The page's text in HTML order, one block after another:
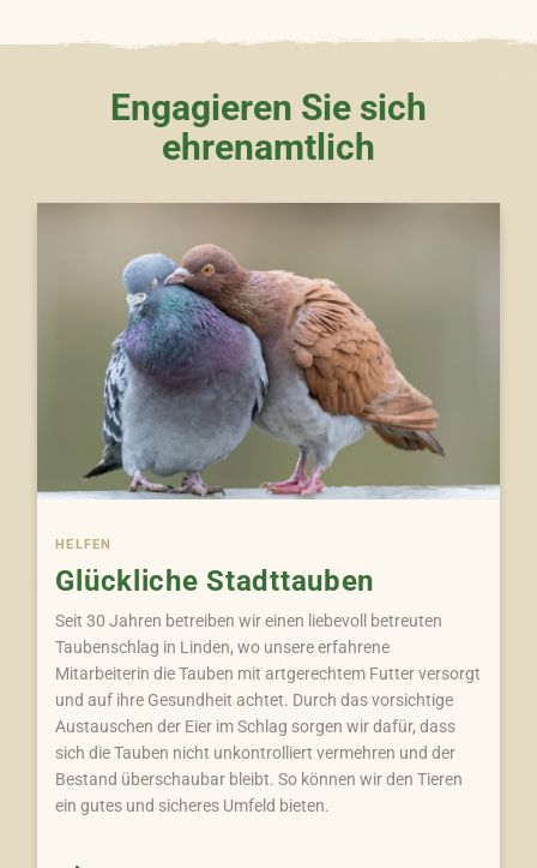
Engagieren Sie sich
ehrenamtlich
HELFEN
Glückliche Stadttauben
Seit 30 Jahren betreiben wir einen liebevoll betreuten
Taubenschlag in Linden, wo unsere erfahrene
Mitarbeiterin die Tauben mit artgerechtem Futter versorgt
und auf ihre Gesundheit achtet. Durch das vorsichtige
Austauschen der Eier im Schlag sorgen wir dafür, dass
sich die Tauben nicht unkontrolliert vermehren und der
Bestand überschaubar bleibt. So können wir den Tieren
ein gutes und sicheres Umfeld bieten.